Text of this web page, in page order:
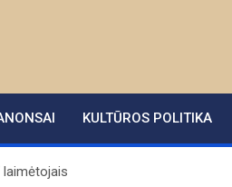
KULTŪROS POLITIKA
laimėtojais